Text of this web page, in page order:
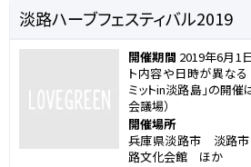
淡路ハーブフェスティバル2019
開催期間 2019年6月1
ト内容や日時が異な
ミットin淡路島」の開
会議場）
開催場所
兵庫県淡路市 淡路市
路文化会館 ほか